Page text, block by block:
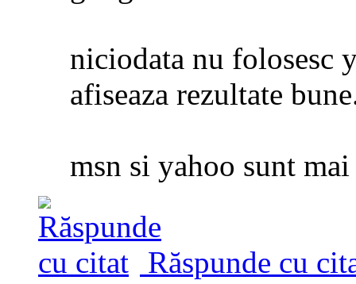
niciodata nu folosesc
afiseaza rezultate
msn si yahoo sunt
Răspunde cu